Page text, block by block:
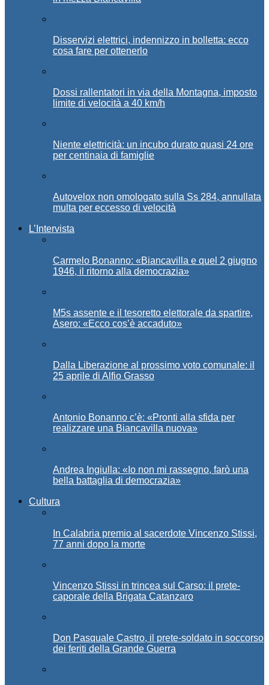
Disservizi elettrici, indennizzo in bolletta: ecco
cosa fare per ottenerlo
Dossi rallentatori in via della Montagna, imposto
limite di velocità a 40 km/h
Niente elettricità: un incubo durato quasi 24 ore
per centinaia di famiglie
Autovelox non omologato sulla Ss 284, annullata
multa per eccesso di velocità
L’Intervista
Carmelo Bonanno: «Biancavilla e quel 2 giugno
1946, il ritorno alla democrazia»
M5s assente e il tesoretto elettorale da spartire,
Asero: «Ecco cos’è accaduto»
Dalla Liberazione al prossimo voto comunale: il
25 aprile di Alfio Grasso
Antonio Bonanno c’è: «Pronti alla sfida per
realizzare una Biancavilla nuova»
Andrea Ingiulla: «Io non mi rassegno, farò una
bella battaglia di democrazia»
Cultura
In Calabria premio al sacerdote Vincenzo Stissi,
77 anni dopo la morte
Vincenzo Stissi in trincea sul Carso: il prete-
caporale della Brigata Catanzaro
Don Pasquale Castro, il prete-soldato in soccorso
dei feriti della Grande Guerra